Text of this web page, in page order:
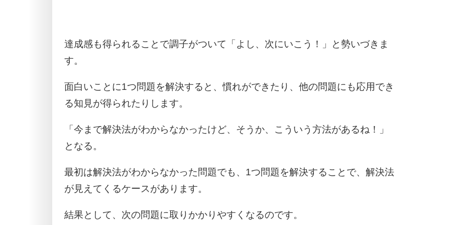
達成感も得られることで調子がついて「よし、次にいこう！」と勢いづきま
す。
面白いことに1つ問題を解決すると、慣れができたり、他の問題にも応用でき
る知見が得られたりします。
「今まで解決法がわからなかったけど、そうか、こういう方法があるね！」
となる。
最初は解決法がわからなかった問題でも、1つ問題を解決することで、解決法
が見えてくるケースがあります。
結果として、次の問題に取りかかりやすくなるのです。